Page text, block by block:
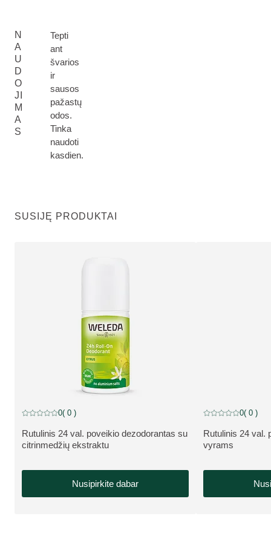
N
A
U
D
O
JI
M
A
S
Tepti
ant
švarios
ir
sausos
pažastų
odos.
Tinka
naudoti
kasdien.
SUSIJĘ PRODUKTAI
APIE PRODUKTĄ:
Rutulinis 24 val. poveikio dezodorantas su
citrinmedžių ekstraktu
Dabartinis įvertinimas: 0 iš 5 žvaigždučių įvertino 0 klientų
0( 0 )
Nusipirkite dabar
APIE
Rutulinis 24 val.
vyrams
Dabartinis0( 0 )